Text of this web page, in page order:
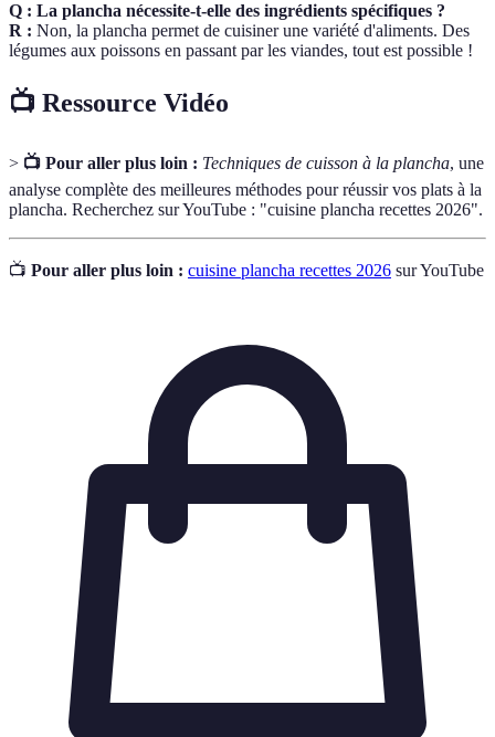
Q : La plancha nécessite-t-elle des ingrédients spécifiques ?
R : Non, la plancha permet de cuisiner une variété d'aliments. Des
légumes aux poissons en passant par les viandes, tout est possible !
📺 Ressource Vidéo
> 📺 Pour aller plus loin : Techniques de cuisson à la plancha, une
analyse complète des meilleures méthodes pour réussir vos plats à la
plancha. Recherchez sur YouTube : "cuisine plancha recettes 2026".
📺 Pour aller plus loin : cuisine plancha recettes 2026 sur YouTube